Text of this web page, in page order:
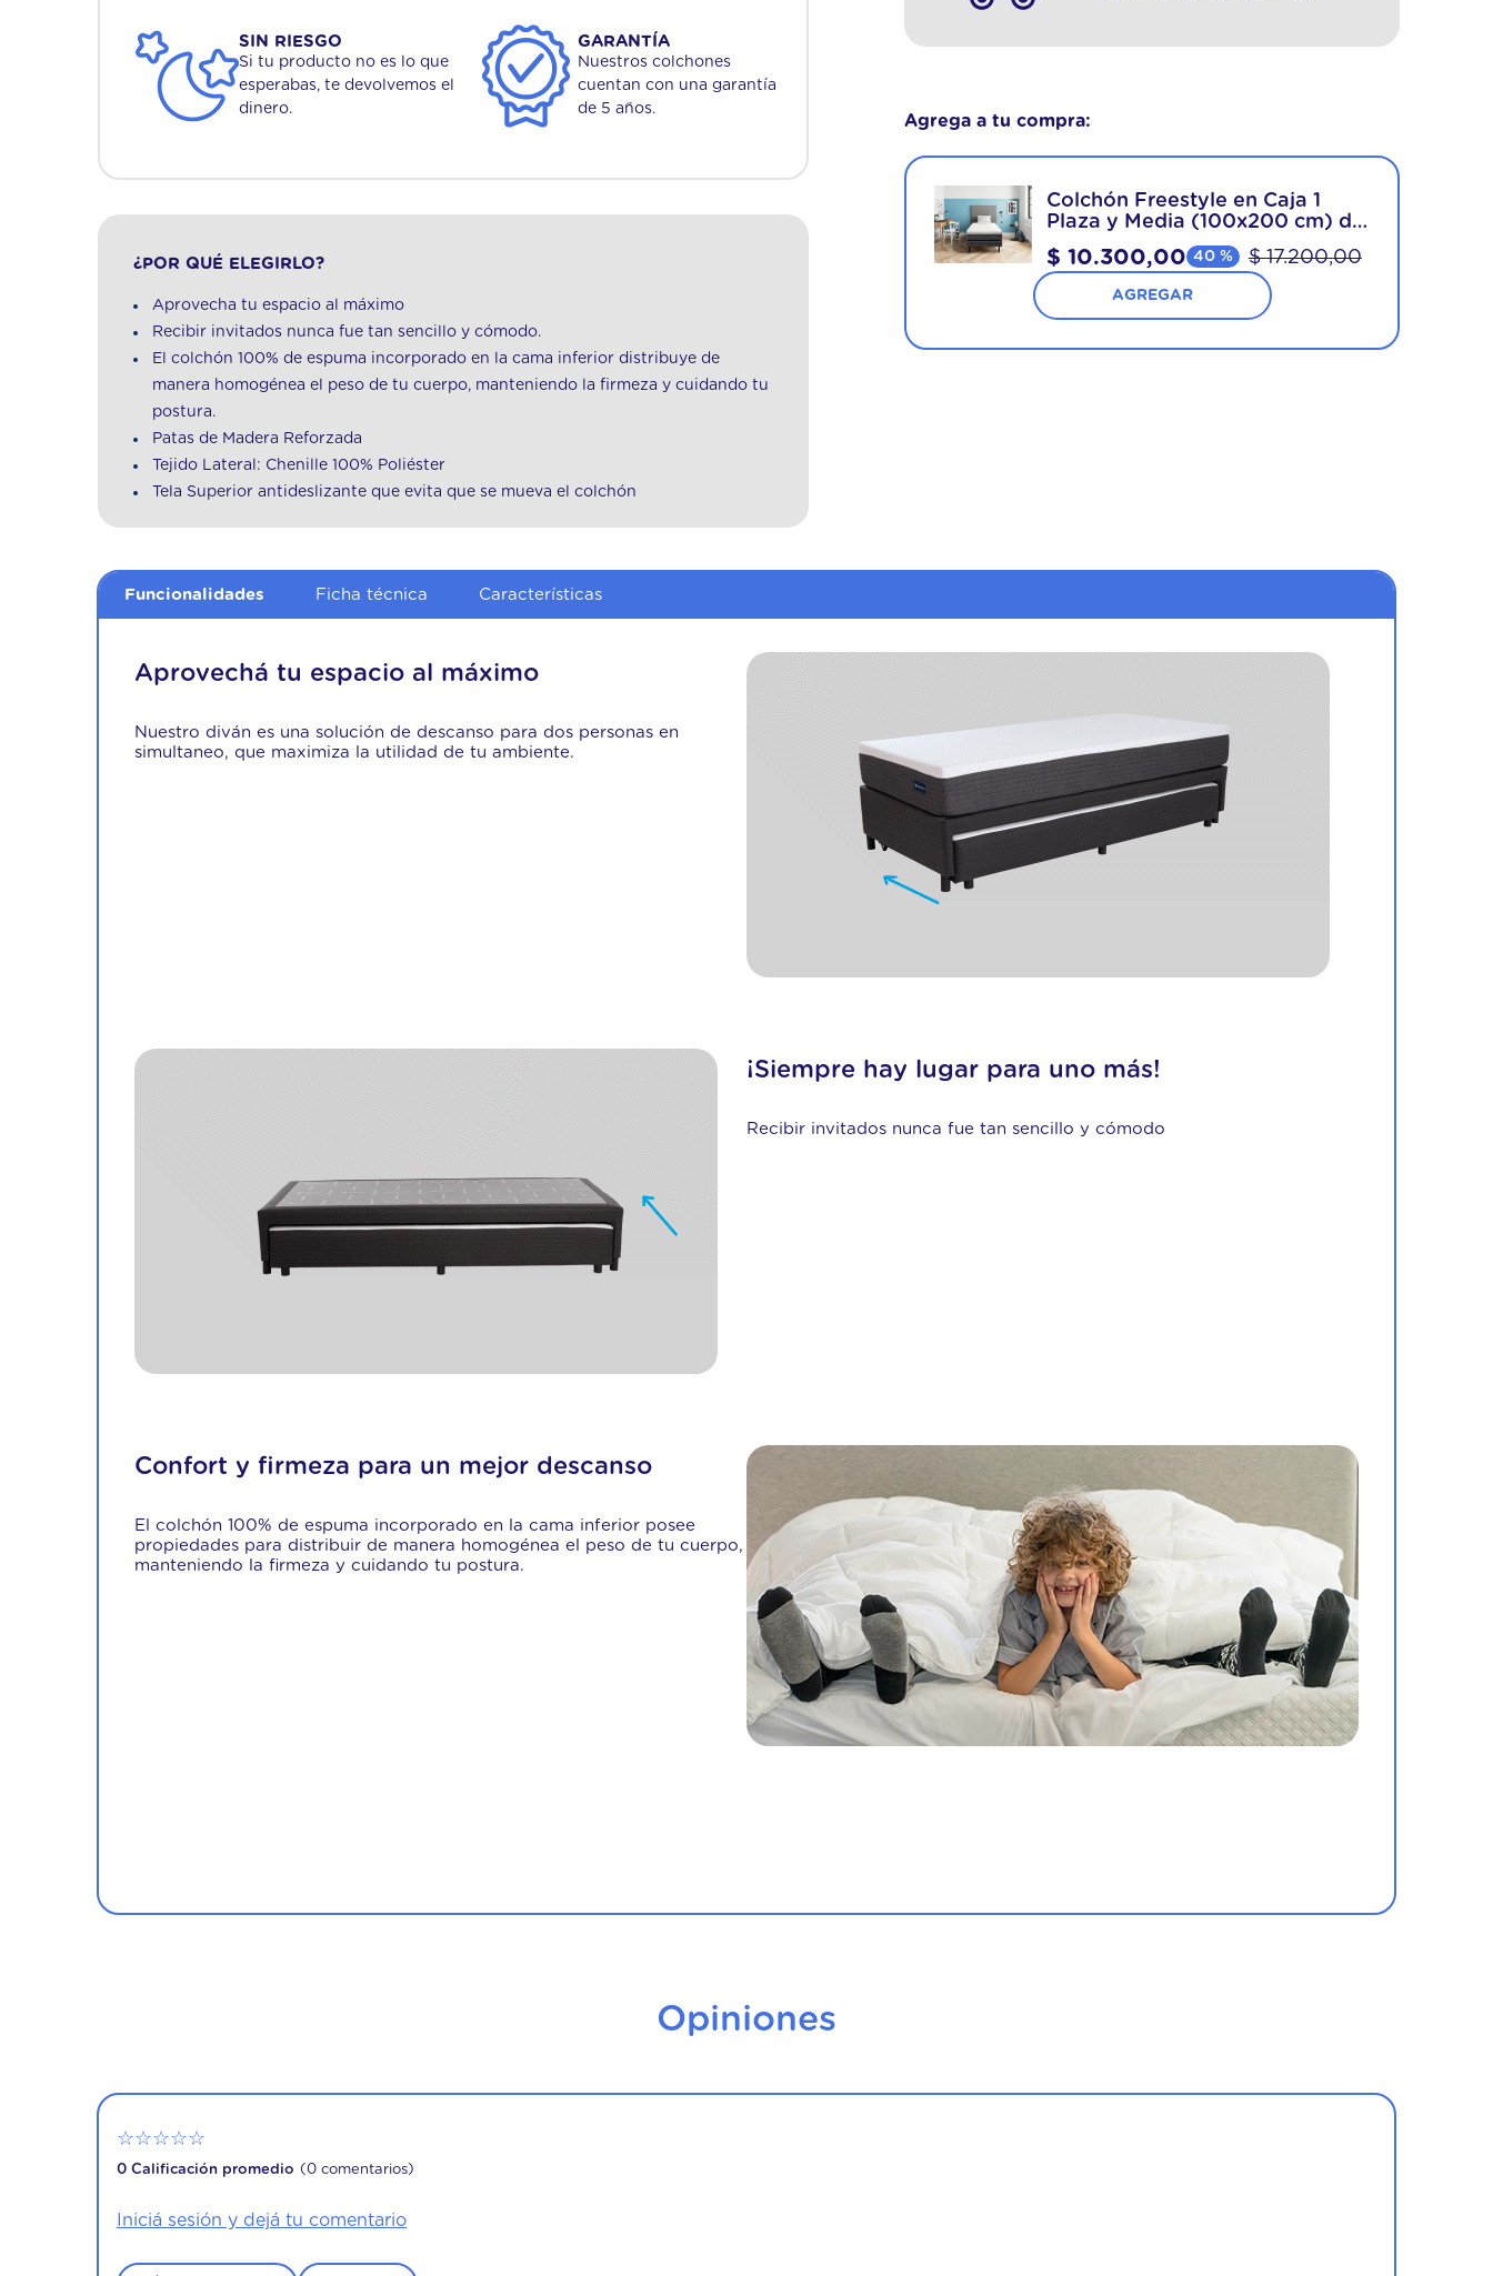
SIN RIESGO
Si tu producto no es lo que
esperabas, te devolvemos el
dinero.
GARANTÍA
Nuestros colchones
cuentan con una garantía
de 5 años.
¿POR QUÉ ELEGIRLO?
Aprovecha tu espacio al máximo
Recibir invitados nunca fue tan sencillo y cómodo.
El colchón 100% de espuma incorporado en la cama inferior distribuye de
manera homogénea el peso de tu cuerpo, manteniendo la firmeza y cuidando tu
postura.
Patas de Madera Reforzada
Tejido Lateral: Chenille 100% Poliéster
Tela Superior antideslizante que evita que se mueva el colchón
Agrega a tu compra:
Colchón Freestyle en Caja 1
Plaza y Media (100x200 cm) de
Espuma
$ 17.200,00
$ 10.300,00 40 %
AGREGAR
Funcionalidades Ficha técnica Características
Aprovechá tu espacio al máximo
Nuestro diván es una solución de descanso para dos personas en
simultaneo, que maximiza la utilidad de tu ambiente.
¡Siempre hay lugar para uno más!
Recibir invitados nunca fue tan sencillo y cómodo
Confort y firmeza para un mejor descanso
El colchón 100% de espuma incorporado en la cama inferior posee
propiedades para distribuir de manera homogénea el peso de tu cuerpo,
manteniendo la firmeza y cuidando tu postura.
Opiniones
☆☆☆☆☆
0 Calificación promedio (0 comentarios)